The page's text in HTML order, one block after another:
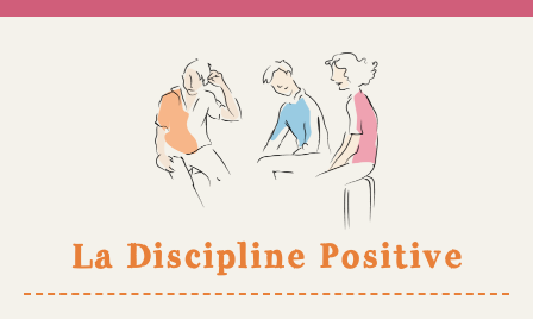
La Discipline Positive